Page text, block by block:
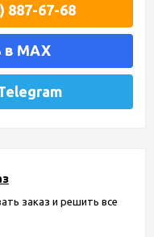
887-67-68
в MAX
заказ и решить все